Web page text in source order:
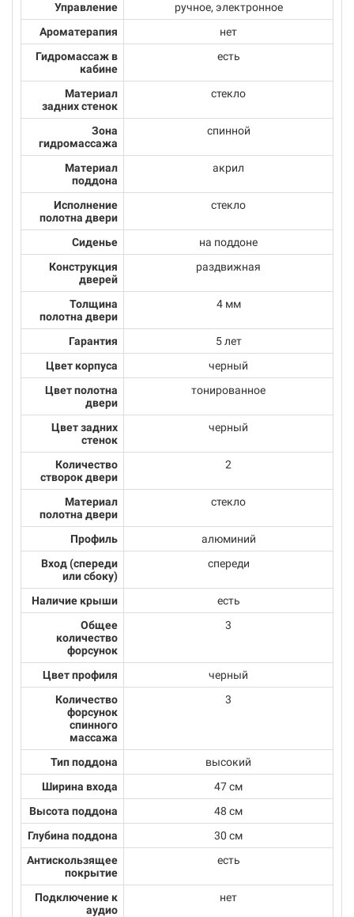
Управление
ручное, электронное
Ароматерапия
нет
Гидромассаж в
кабине
есть
Материал
задних стенок
стекло
Зона
гидромассажа
спинной
Материал
поддона
акрил
Исполнение
полотна двери
стекло
Сиденье
на поддоне
Конструкция
дверей
раздвижная
Толщина
полотна двери
4 мм
Гарантия
5 лет
Цвет корпуса
черный
Цвет полотна
двери
тонированное
Цвет задних
стенок
черный
Количество
створок двери
2
Материал
полотна двери
стекло
Профиль
алюминий
Вход (спереди
или сбоку)
спереди
Наличие крыши
есть
Общее
количество
форсунок
3
Цвет профиля
черный
Количество
форсунок
спинного
массажа
3
Тип поддона
высокий
Ширина входа
47 см
Высота поддона
48 см
Глубина поддона
30 см
Антискользящее
покрытие
есть
Подключение к
аудио
нет